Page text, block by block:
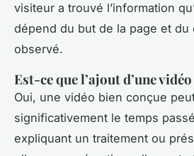
visiteur a trouvé l’information
dépend du but de la page et du
observé.
Est-ce que l’ajout d’une
Oui, une vidéo bien conçue
significativement le temps
expliquant un traitement ou